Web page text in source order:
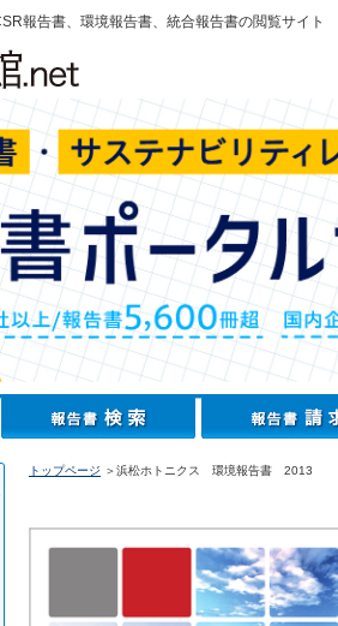
報告書、環境報告書、統合報告書の閲覧サイト
トップページ ＞浜松ホトニクス 環境報告書 2013